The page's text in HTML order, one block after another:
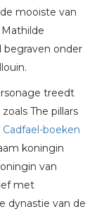
mooiste van
begraven onder
treedt
The pillars
boeken
koningin
van
met
dynastie van de